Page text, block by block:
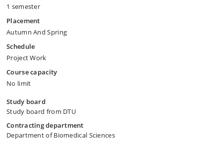
1 semester
Placement
Autumn And Spring
Schedule
Project Work
Course capacity
No limit
Study board
Study board from DTU
Contracting department
Department of Biomedical Sciences